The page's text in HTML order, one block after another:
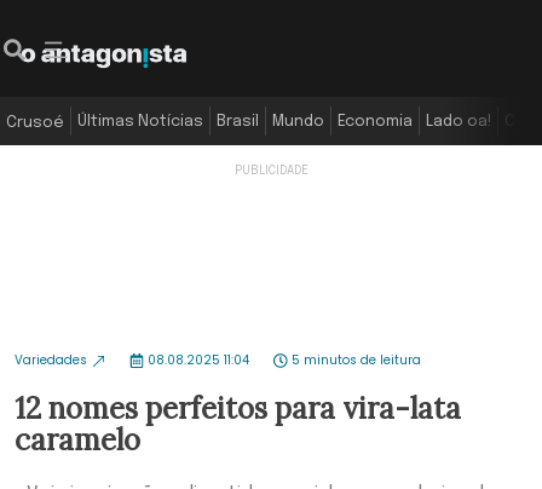
Crusoé Últimas Notícias Brasil Mundo Economia Lado oa!
Variedades 08.08.2025 11:04 5 minutos de leitura
12 nomes perfeitos para vira-lata
caramelo